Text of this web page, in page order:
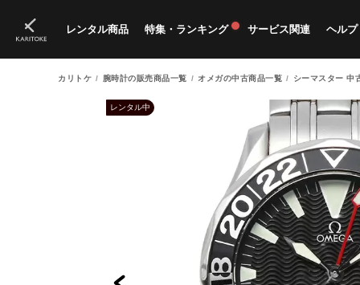
レンタル商品
ブランド一覧 すべての商品 新入荷商品 新
特集・ランキング
特集 ランキング
サービス関連
料金プラン 獲
ヘルプ
ご
カリトケ 腕時計の販売商品一覧 オメガの中古商品一覧 シーマスター 中
レンタル中